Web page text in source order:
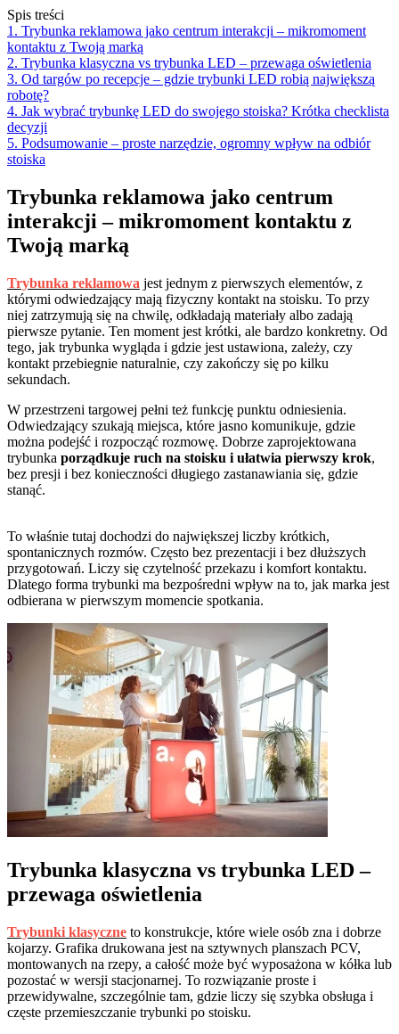
Spis treści
1. Trybunka reklamowa jako centrum interakcji – mikromoment
kontaktu z Twoją marką
2. Trybunka klasyczna vs trybunka LED – przewaga oświetlenia
3. Od targów po recepcje – gdzie trybunki LED robią największą
robotę?
4. Jak wybrać trybunkę LED do swojego stoiska? Krótka checklista
decyzji
5. Podsumowanie – proste narzędzie, ogromny wpływ na odbiór
stoiska
Trybunka reklamowa jako centrum
interakcji – mikromoment kontaktu z
Twoją marką
Trybunka reklamowa jest jednym z pierwszych elementów, z
którymi odwiedzający mają fizyczny kontakt na stoisku. To przy
niej zatrzymują się na chwilę, odkładają materiały albo zadają
pierwsze pytanie. Ten moment jest krótki, ale bardzo konkretny. Od
tego, jak trybunka wygląda i gdzie jest ustawiona, zależy, czy
kontakt przebiegnie naturalnie, czy zakończy się po kilku
sekundach.
W przestrzeni targowej pełni też funkcję punktu odniesienia.
Odwiedzający szukają miejsca, które jasno komunikuje, gdzie
można podejść i rozpocząć rozmowę. Dobrze zaprojektowana
trybunka porządkuje ruch na stoisku i ułatwia pierwszy krok,
bez presji i bez konieczności długiego zastanawiania się, gdzie
stanąć.
To właśnie tutaj dochodzi do największej liczby krótkich,
spontanicznych rozmów. Często bez prezentacji i bez dłuższych
przygotowań. Liczy się czytelność przekazu i komfort kontaktu.
Dlatego forma trybunki ma bezpośredni wpływ na to, jak marka jest
odbierana w pierwszym momencie spotkania.
Trybunka klasyczna vs trybunka LED –
przewaga oświetlenia
Trybunki klasyczne to konstrukcje, które wiele osób zna i dobrze
kojarzy. Grafika drukowana jest na sztywnych planszach PCV,
montowanych na rzepy, a całość może być wyposażona w kółka lub
pozostać w wersji stacjonarnej. To rozwiązanie proste i
przewidywalne, szczególnie tam, gdzie liczy się szybka obsługa i
częste przemieszczanie trybunki po stoisku.